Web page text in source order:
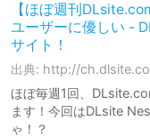
【ほぼ週刊
ユーザーに優しい -
サイト！
出典: http://
ほぼ毎週1回、
ます！今回はDLsite
ゃ！？